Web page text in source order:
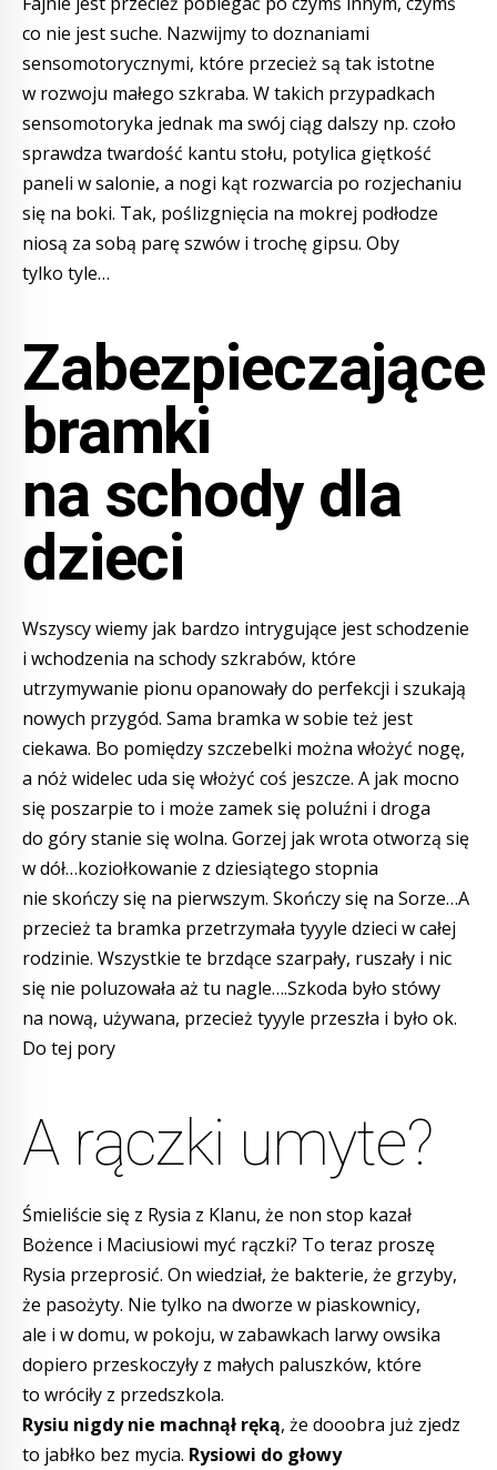
co nie jest suche. Nazwijmy to doznaniami
sensomotorycznymi, które przecież są tak istotne
w rozwoju małego szkraba. W takich przypadkach
sensomotoryka jednak ma swój ciąg dalszy np. czoło
sprawdza twardość kantu stołu, potylica giętkość
paneli w salonie, a nogi kąt rozwarcia po rozjechaniu
się na boki. Tak, poślizgnięcia na mokrej podłodze
niosą za sobą parę szwów i trochę gipsu. Oby
tylko tyle…
Zabezpieczające
bramki
na schody dla
dzieci
Wszyscy wiemy jak bardzo intrygujące jest schodzenie
i wchodzenia na schody szkrabów, które
utrzymywanie pionu opanowały do perfekcji i szukają
nowych przygód. Sama bramka w sobie też jest
ciekawa. Bo pomiędzy szczebelki można włożyć nogę,
a nóż widelec uda się włożyć coś jeszcze. A jak mocno
się poszarpie to i może zamek się poluźni i droga
do góry stanie się wolna. Gorzej jak wrota otworzą się
w dół…koziołkowanie z dziesiątego stopnia
nie skończy się na pierwszym. Skończy się na Sorze…A
przecież ta bramka przetrzymała tyyyle dzieci w całej
rodzinie. Wszystkie te brzdące szarpały, ruszały i nic
się nie poluzowała aż tu nagle….Szkoda było stówy
na nową, używana, przecież tyyyle przeszła i było ok.
Do tej pory
A rączki umyte?
Śmieliście się z Rysia z Klanu, że non stop kazał
Bożence i Maciusiowi myć rączki? To teraz proszę
Rysia przeprosić. On wiedział, że bakterie, że grzyby,
że pasożyty. Nie tylko na dworze w piaskownicy,
ale i w domu, w pokoju, w zabawkach larwy owsika
dopiero przeskoczyły z małych paluszków, które
to wróciły z przedszkola.
Rysiu nigdy nie machnął ręką, że dooobra już zjedz
to jabłko bez mycia. Rysiowi do głowy